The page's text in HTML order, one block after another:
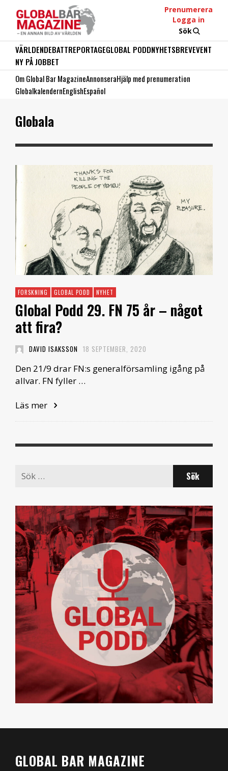
Prenumerera
Logga in
Sök
VÄRLDENDEBATTREPORTAGEGLOBAL PODDNYHETSBREVEVENT
NY PÅ JOBBET
Om Global Bar MagazineAnnonseraHjälp med prenumeration
GlobalkalendernEnglishEspañol
Globala
FORSKNING GLOBAL PODD NYHET
Global Podd 29. FN 75 år – något
att fira?
DAVID ISAKSSON 18 SEPTEMBER, 2020
Den 21/9 drar FN:s generalförsamling igång på
allvar. FN fyller …
Läs mer
Search
for:
GLOBAL BAR MAGAZINE